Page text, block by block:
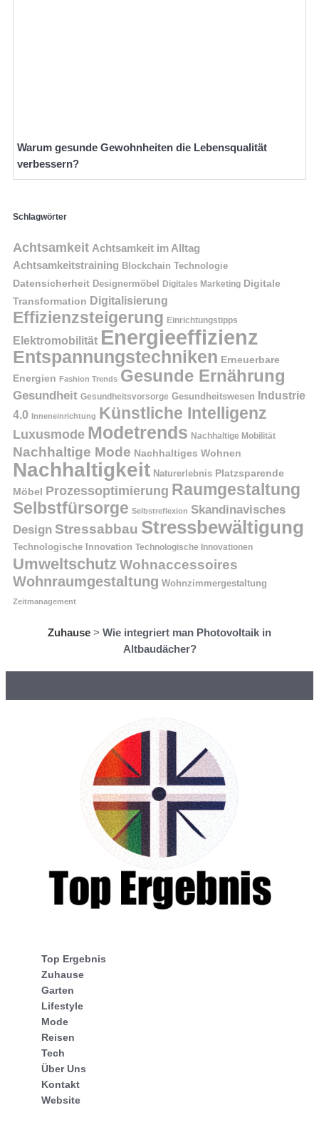
Warum gesunde Gewohnheiten die Lebensqualität
verbessern?
Schlagwörter
Achtsamkeit Achtsamkeit im Alltag
Achtsamkeitstraining Blockchain Technologie
Datensicherheit Designermöbel Digitales Marketing Digitale
Transformation Digitalisierung
Effizienzsteigerung Einrichtungstipps
Elektromobilität Energieeffizienz
Entspannungstechniken Erneuerbare
Energien Fashion Trends Gesunde Ernährung
Gesundheit Gesundheitsvorsorge Gesundheitswesen
Industrie
4.0
Inneneinrichtung Künstliche Intelligenz
Luxusmode Modetrends Nachhaltige Mobilität
Nachhaltige Mode Nachhaltiges Wohnen
Nachhaltigkeit Naturerlebnis Platzsparende
Möbel
Prozessoptimierung Raumgestaltung
Selbstfürsorge Selbstreflexion Skandinavisches
Design Stressabbau Stressbewältigung
Technologische Innovation Technologische Innovationen
Umweltschutz Wohnaccessoires
Wohnraumgestaltung Wohnzimmergestaltung
Zeitmanagement
Zuhause > Wie integriert man Photovoltaik in
Altbaudächer?
Top Ergebnis
Zuhause
Garten
Lifestyle
Mode
Reisen
Tech
Über Uns
Kontakt
Website